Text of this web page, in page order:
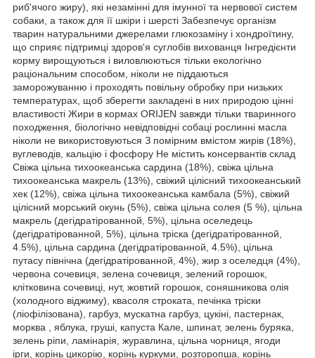
риб'ячого жиру), які незамінні для імунної та нервової систем
собаки, а також для її шкіри і шерсті Забезпечує організм
тварин натуральними джерелами глюкозаміну і хондроїтину,
що сприяє підтримці здоров'я суглобів вихованця Інгредієнти
корму вирощуються і виловлюються тільки екологічно
раціональним способом, ніколи не піддаються
заморожуванню і проходять повільну обробку при низьких
температурах, щоб зберегти закладені в них природою цінні
властивості Жири в кормах ORIJEN завжди тільки тваринного
походження, біологічно невідповідні собаці рослинні масла
ніколи не використовуються З помірним вмістом жирів (18%),
вуглеводів, кальцію і фосфору Не містить консервантів склад
Свіжа цільна тихоокеанська сардина (18%), свіжа цільна
тихоокеанська макрель (13%), свіжий цілісний тихоокеанський
хек (12%), свіжа цільна тихоокеанська камбала (5%), свіжий
цілісний морський окунь (5%), свіжа цільна солея (5 %), цільна
макрель (дегідратірованной, 5%), цільна оселедець
(дегідратірованной, 5%), цільна тріска (дегідратірованной,
4.5%), цільна сардина (дегідратірованной, 4.5%), цільна
путасу північна (дегідратірованной, 4%), жир з оселедця (4%),
червона сочевиця, зелена сочевиця, зелений горошок,
клітковина сочевиці, нут, жовтий горошок, соняшникова олія
(холодного віджиму), квасоля строката, печінка тріски
(ліофілізована), гарбуз, мускатна гарбуз, цукіні, пастернак,
морква , яблука, груші, капуста Кале, шпинат, зелень буряка,
зелень ріпи, ламінарія, журавлина, цільна чорниця, ягоди
ірги, корінь цикорію, корінь куркуми, розторопша, корінь